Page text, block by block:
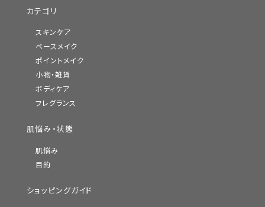
カテゴリ
スキンケア
ベースメイク
ポイントメイク
小物・雑貨
ボディケア
フレグランス
肌悩み・状態
肌悩み
目的
ショッピングガイド